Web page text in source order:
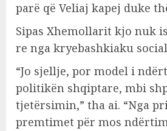
parë që Veliaj kapej duke
Sipas Xhemollarit kjo nuk
re nga kryebashkiaku
“Jo sjellje, por model i
politikën shqiptare, mbi
tjetërsimin,” tha ai. “Nga
premtimet për mos